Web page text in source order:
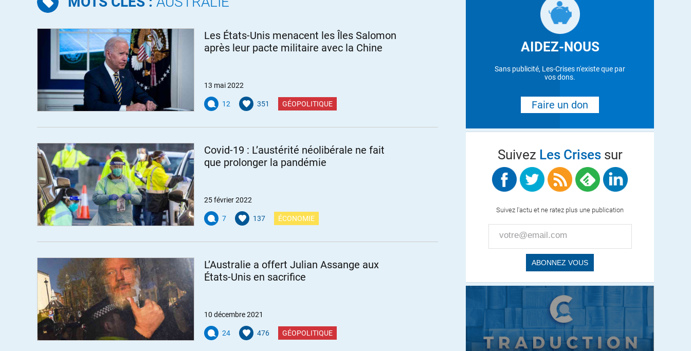
Les États-Unis menacent les Îles Salomon
après leur pacte militaire avec la Chine
13 mai 2022
12 351 GÉOPOLITIQUE
Covid-19 : L’austérité néolibérale ne fait
que prolonger la pandémie
25 février 2022
7 137 ÉCONOMIE
L’Australie a offert Julian Assange aux
États-Unis en sacrifice
10 décembre 2021
24 476 GÉOPOLITIQUE
AIDEZ-NOUS
Sans publicité, Les-Crises n'existe que par
vos dons.
Faire un don
Suivez Les Crisessur
Suivez l'actu et ne ratez plus une publication